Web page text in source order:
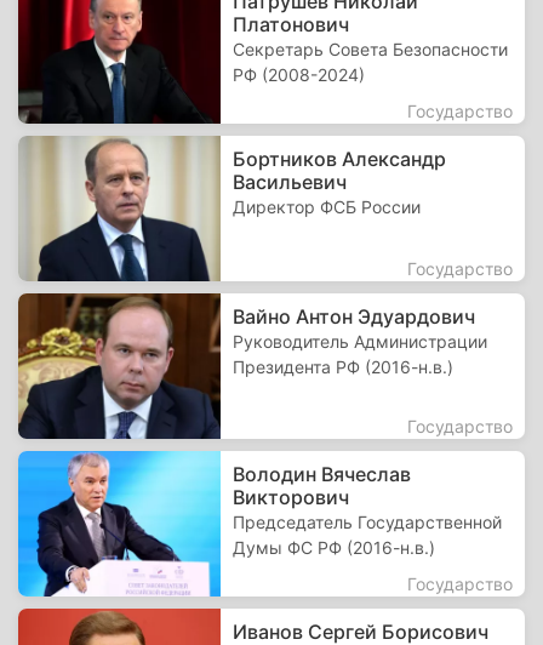
Платонович
Секретарь Совета Безопасности
РФ (2008-2024)
Государство
Бортников Александр
Васильевич
Директор ФСБ России
Государство
Вайно Антон Эдуардович
Руководитель Администрации
Президента РФ (2016-н.в.)
Государство
Володин Вячеслав
Викторович
Председатель Государственной
Думы ФС РФ (2016-н.в.)
Государство
Иванов Сергей Борисович